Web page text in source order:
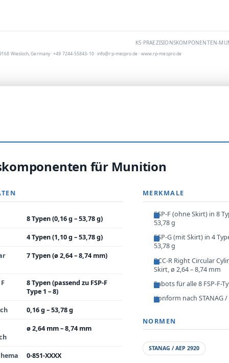
KS·PRAEZISIONSKOMPONENTEN-
Wiesloch, Germany · +49 7244-55843-10 · info@rp-mespro.de · www.rp-mespro.de
für Munition
8 Typen (0,16 g – 53,78 g)
4 Typen (1,10 g – 53,78 g)
7 Typen (ø 2,64 – 8,74 mm)
8 Typen (passend zu FSP-F
Type 1 – 8)
0,16 g – 53,78 g
ø 2,64 mm – 8,74 mm
0-851-XXXX
MERKMALE
FSP-F (ohne Skirt) in 8
53,78 g
FSP-G (mit Skirt) in 4
53,78 g
RCC-R Right Circular
Skirt, ø 2,64 – 8,74 mm
Sabots für alle 8 FSP-F-
Konform nach STANAG /
NORMEN
STANAG / AEP 2920